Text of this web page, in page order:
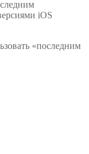
iOS
«последним